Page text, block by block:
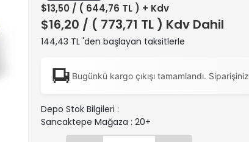
$13,50 / ( 644,76 TL ) + Kdv
$16,20 / ( 773,71 TL ) Kdv Dahil
144,43 TL 'den başlayan taksitlerle
Bugünkü kargo çıkışı tamamlandı. Siparişiniz
Depo Stok Bilgileri :
Sancaktepe Mağaza : 20+